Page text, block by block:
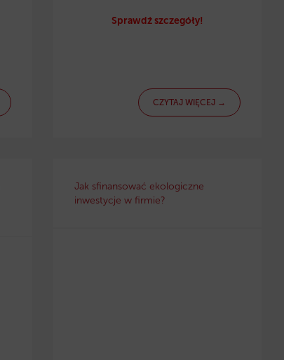
Sprawdź szczegóły!
CZYTAJ WIĘCEJ →
Jak sfinansować ekologiczne
inwestycje w firmie?